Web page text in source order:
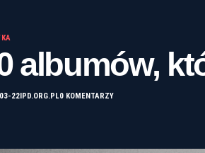
albumów,
22 IPD.ORG.PL0 KOMENTARZY